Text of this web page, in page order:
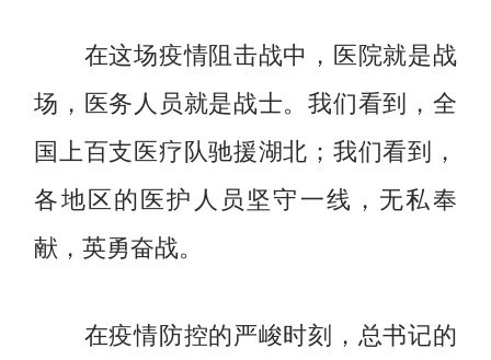
在这场疫情阻击战中，医院就是战
场，医务人员就是战士。我们看到，全
国上百支医疗队驰援湖北；我们看到，
各地区的医护人员坚守一线，无私奉
献，英勇奋战。
在疫情防控的严峻时刻，总书记的